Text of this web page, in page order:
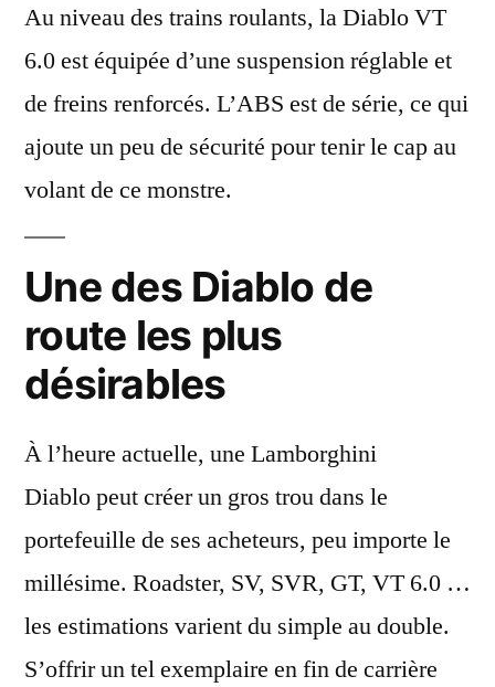
Au niveau des trains roulants, la Diablo VT
6.0 est équipée d’une suspension réglable et
de freins renforcés. L’ABS est de série, ce qui
ajoute un peu de sécurité pour tenir le cap au
volant de ce monstre.
Une des Diablo de
route les plus
désirables
À l’heure actuelle, une Lamborghini
Diablo peut créer un gros trou dans le
portefeuille de ses acheteurs, peu importe le
millésime. Roadster, SV, SVR, GT, VT 6.0 …
les estimations varient du simple au double.
S’offrir un tel exemplaire en fin de carrière